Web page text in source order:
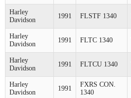
Harley
Davidson
1991 FLSTF 1340
Harley
Davidson
1991 FLTC 1340
Harley
Davidson
1991 FLTCU 1340
Harley
Davidson
1991
FXRS CON.
1340